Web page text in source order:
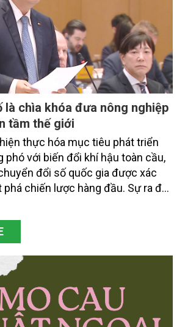
là chìa khóa đưa nông nghiệp
tầm thế giới
thực hóa mục tiêu phát triển
phó với biến đổi khí hậu toàn cầu,
đổi số quốc gia được xác
chiến lược hàng đầu. Sự ra đời
quá trình cải cách toàn diện,
cung ứng và nâng cao hiệu
nghiệp và môi trường.